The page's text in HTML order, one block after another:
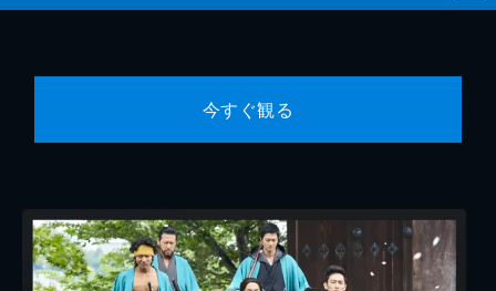
今すぐ観る